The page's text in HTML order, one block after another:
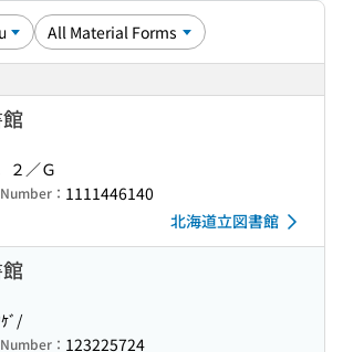
２／Ｇ
： 1111446140
北海道立図書館
ﾞ/
： 123225724